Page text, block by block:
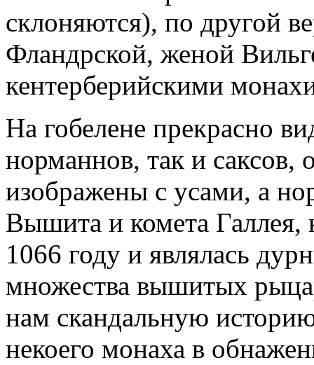
склоняются), по другой
Фландрской, женой
кентерберийскими
На гобелене прекрасно
норманнов, так и
изображены с усами, а
Вышита и комета Галлея,
1066 году и являлась
множества вышитых
нам скандальную
некоего монаха в